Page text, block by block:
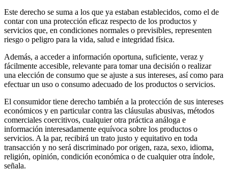
Este derecho se suma a los que ya estaban establecidos, como el de
contar con una protección eficaz respecto de los productos y
servicios que, en condiciones normales o previsibles, representen
riesgo o peligro para la vida, salud e integridad física.
Además, a acceder a información oportuna, suficiente, veraz y
fácilmente accesible, relevante para tomar una decisión o realizar
una elección de consumo que se ajuste a sus intereses, así como para
efectuar un uso o consumo adecuado de los productos o servicios.
El consumidor tiene derecho también a la protección de sus intereses
económicos y en particular contra las cláusulas abusivas, métodos
comerciales coercitivos, cualquier otra práctica análoga e
información interesadamente equívoca sobre los productos o
servicios. A la par, recibirá un trato justo y equitativo en toda
transacción y no será discriminado por origen, raza, sexo, idioma,
religión, opinión, condición económica o de cualquier otra índole,
señala.